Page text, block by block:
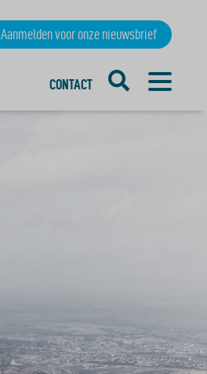
Aanmeldenvoor onze nieuwsbrief
CONTACT